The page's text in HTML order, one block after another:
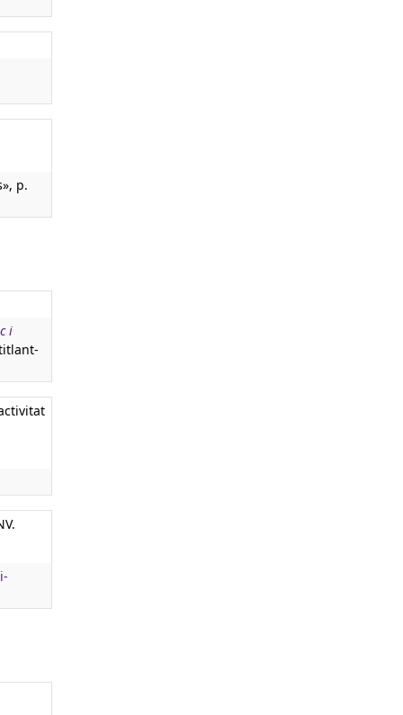
p.
i